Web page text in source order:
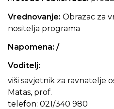
Vrednovanje: Obrazac za
nositelja programa
Napomena: /
Voditelj:
viši savjetnik za ravnatelje
Matas, prof.
telefon: 021/340 980